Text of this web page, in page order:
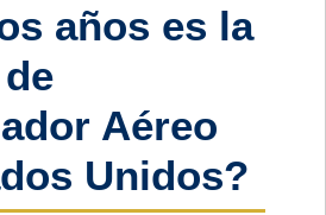
años es la
Aéreo
Unidos?